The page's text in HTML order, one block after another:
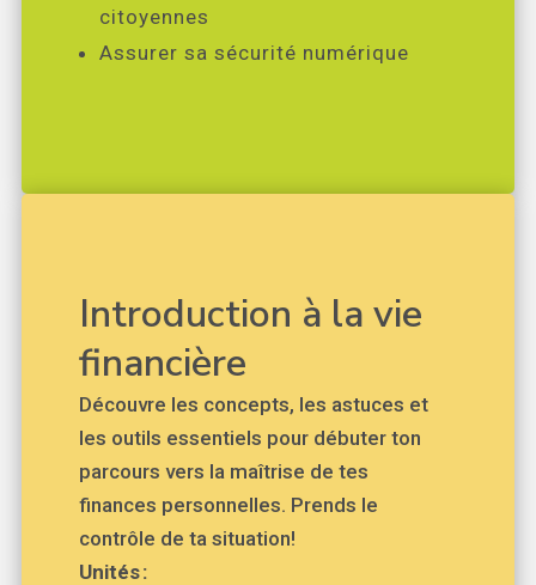
citoyennes
Assurer sa sécurité numérique
Introduction à la vie
financière
Découvre les concepts, les astuces et
les outils essentiels pour débuter ton
parcours vers la maîtrise de tes
finances personnelles. Prends le
contrôle de ta situation!
Unités :